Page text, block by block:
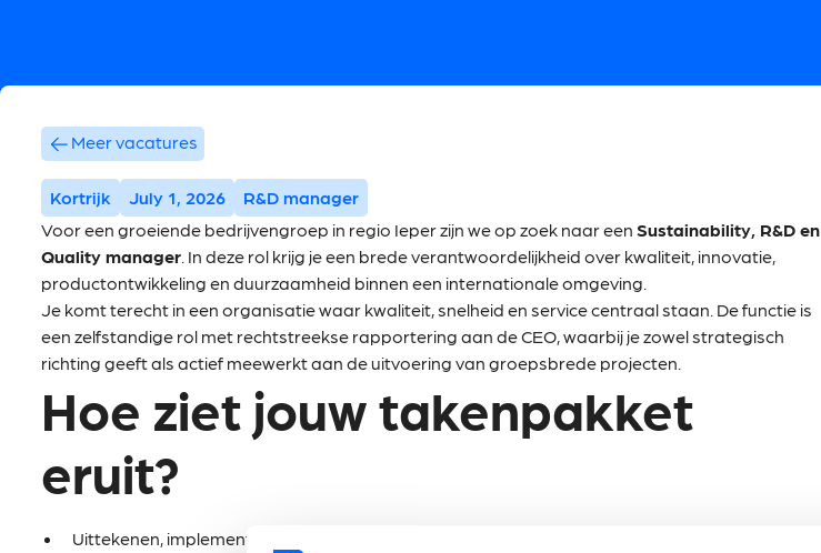
Meer vacatures
Kortrijk July 1, 2026
R&D manager
Voor een groeiende bedrijvengroep in regio Ieper zijn we op zoek naar een Sustainability, R&D en
Quality manager. In deze rol krijg je een brede verantwoordelijkheid over kwaliteit, innovatie,
productontwikkeling en duurzaamheid binnen een internationale omgeving.
Je komt terecht in een organisatie waar kwaliteit, snelheid en service centraal staan. De functie is
een zelfstandige rol met rechtstreekse rapportering aan de CEO, waarbij je zowel strategisch
richting geeft als actief meewerkt aan de uitvoering van groepsbrede projecten.
Hoe ziet jouw takenpakket
eruit?
Uittekenen, implementeren en bewaken van het groepsbrede kwaliteitsbeleid voor producten,